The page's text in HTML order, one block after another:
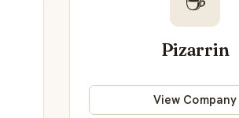
Pizarrin
View Company